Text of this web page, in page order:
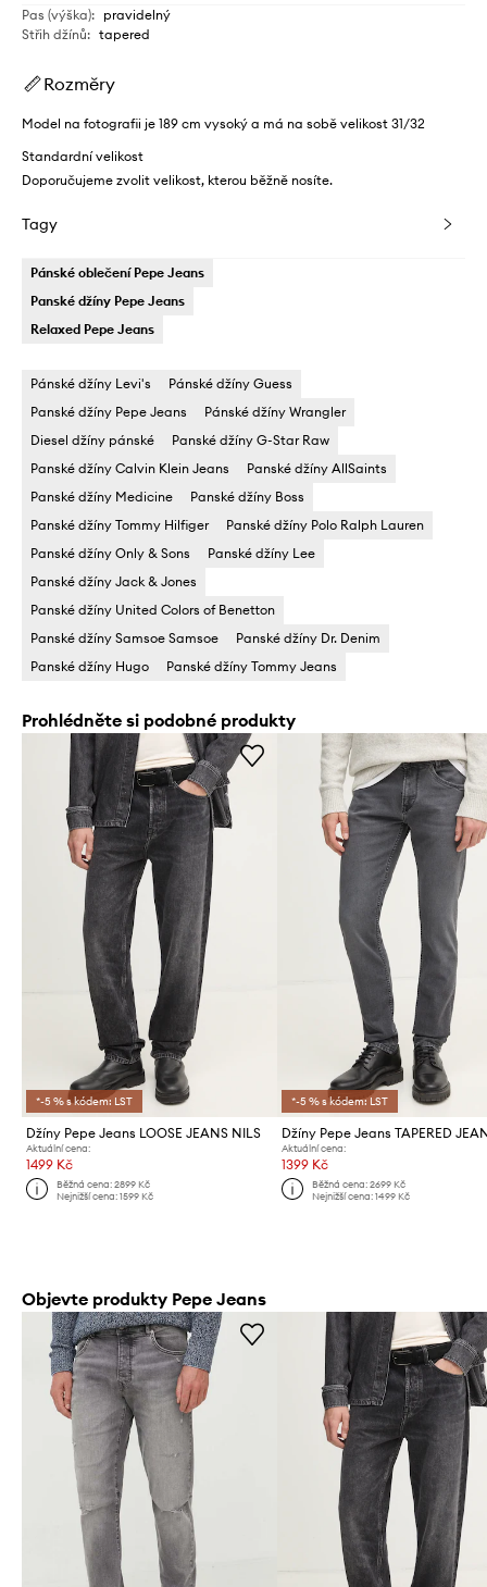
Pas (výška): pravidelný
Střih džínů: tapered
Rozměry
Model na fotografii je 189 cm vysoký a má na sobě velikost 31/32
Standardní velikost
Doporučujeme zvolit velikost, kterou běžně nosíte.
Tagy
Pánské oblečení Pepe Jeans
Panské džíny Pepe Jeans
Relaxed Pepe Jeans
Pánské džíny Levi's
Pánské džíny Guess
Panské džíny Pepe Jeans
Pánské džíny Wrangler
Diesel džíny pánské
Panské džíny G-Star Raw
Panské džíny Calvin Klein Jeans
Panské džíny AllSaints
Panské džíny Medicine
Panské džíny Boss
Panské džíny Tommy Hilfiger
Panské džíny Polo Ralph Lauren
Panské džíny Only & Sons
Panské džíny Lee
Panské džíny Jack & Jones
Panské džíny United Colors of Benetton
Panské džíny Samsoe Samsoe
Panské džíny Dr. Denim
Panské džíny Hugo
Panské džíny Tommy Jeans
Prohlédněte si podobné produkty
*-5 % s kódem: LST
Džíny Pepe Jeans LOOSE JEANS NILS
Aktuální cena:
1499 Kč
Běžná cena:2899 Kč
Nejnižší cena:1599 Kč
*-5 % s kódem: LST
Aktuální cena:
1399 Kč
Běžná cena: 2699 Kč
Nejnižší cena: 1499 Kč
Objevte produkty Pepe Jeans